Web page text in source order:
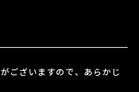
ございますので、あらかじ